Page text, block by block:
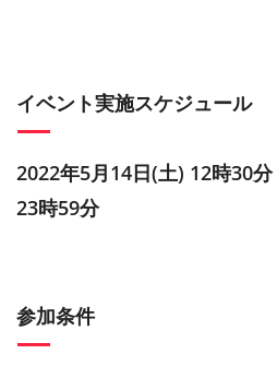
イベント実施スケジュール
2022年5月14日(土) 12時30
23時59分
参加条件